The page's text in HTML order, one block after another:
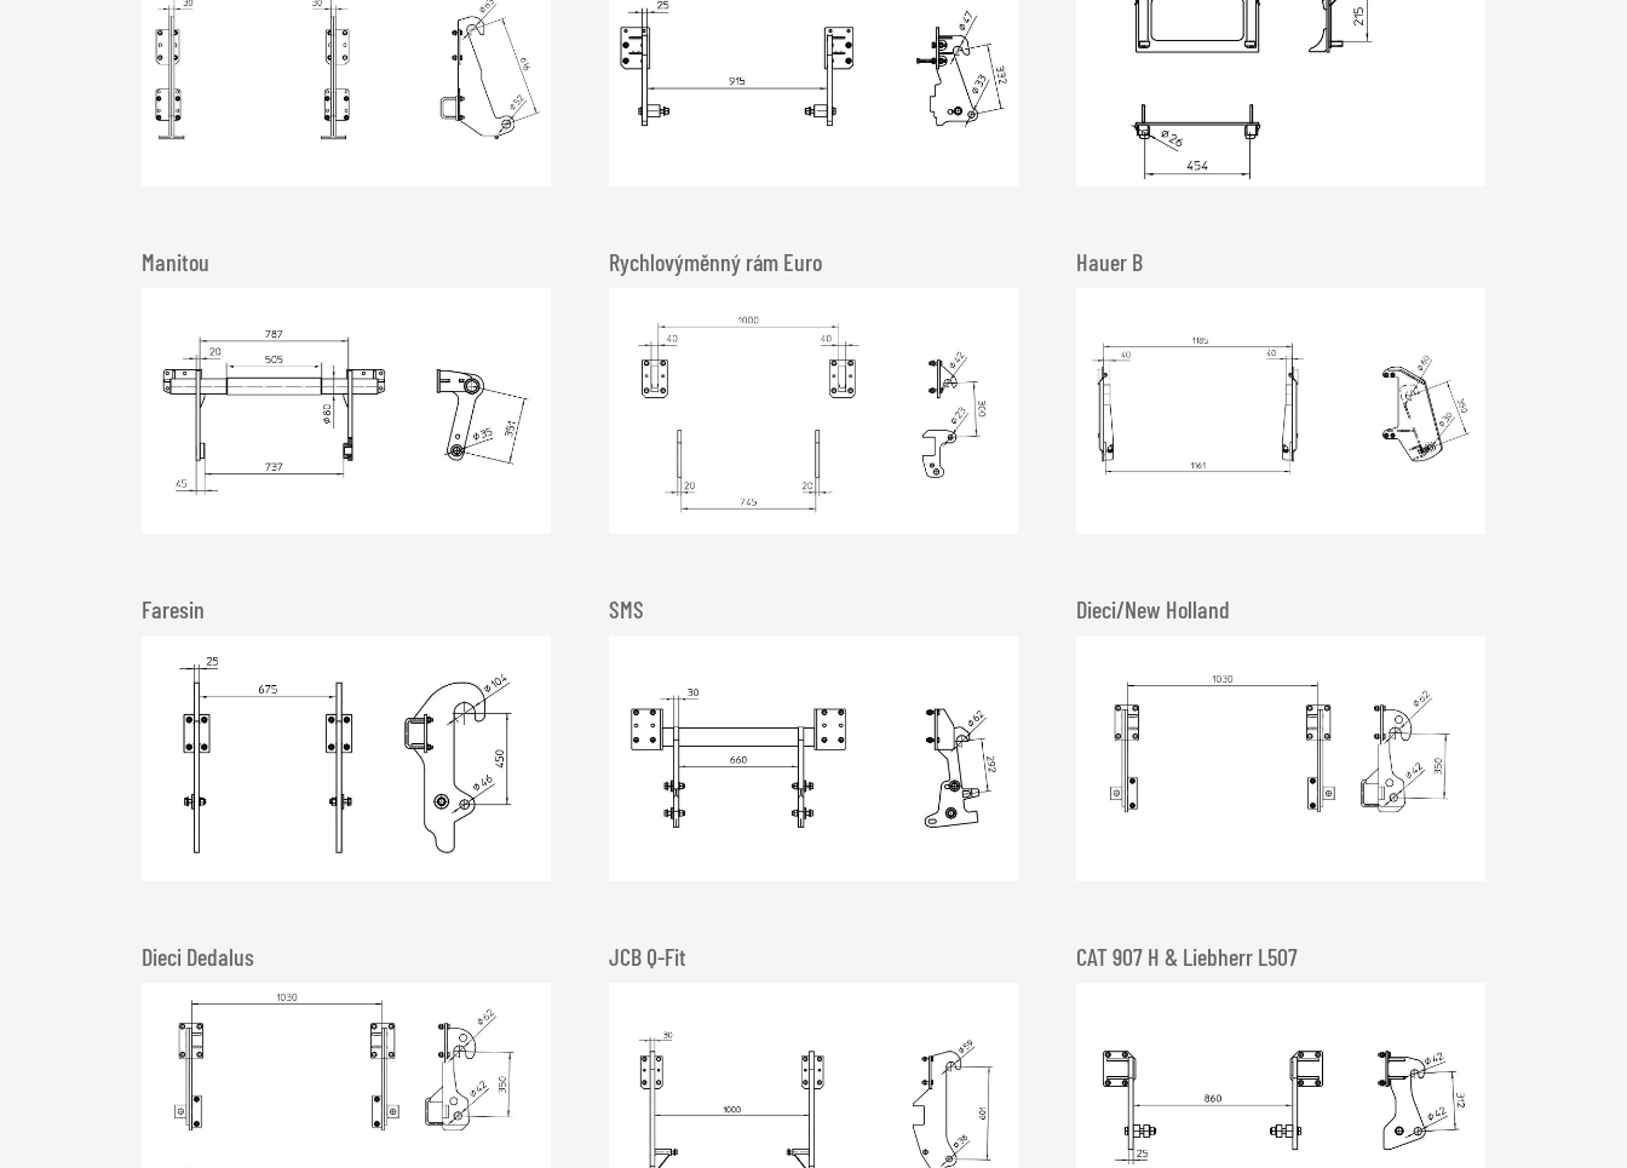
Manitou Rychlovýměnný rám Euro Hauer B
Faresin SMS Dieci/New Holland
Dieci Dedalus JCB Q-Fit CAT 907 H & Liebherr L507